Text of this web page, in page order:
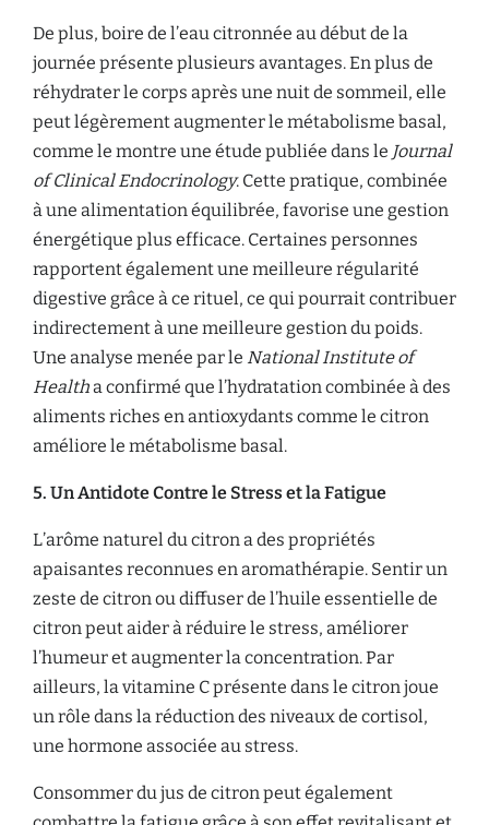
De plus, boire de l’eau citronnée au début de la
journée présente plusieurs avantages. En plus de
réhydrater le corps après une nuit de sommeil, elle
peut légèrement augmenter le métabolisme basal,
comme le montre une étude publiée dans le Journal
of Clinical Endocrinology. Cette pratique, combinée
à une alimentation équilibrée, favorise une gestion
énergétique plus efficace. Certaines personnes
rapportent également une meilleure régularité
digestive grâce à ce rituel, ce qui pourrait contribuer
indirectement à une meilleure gestion du poids.
Une analyse menée par le National Institute of
Healtha confirmé que l’hydratation combinée à des
aliments riches en antioxydants comme le citron
améliore le métabolisme basal.
5. Un Antidote Contre le Stress et la Fatigue
L’arôme naturel du citron a des propriétés
apaisantes reconnues en aromathérapie. Sentir un
zeste de citron ou diffuser de l’huile essentielle de
citron peut aider à réduire le stress, améliorer
l’humeur et augmenter la concentration. Par
ailleurs, la vitamine C présente dans le citron joue
un rôle dans la réduction des niveaux de cortisol,
une hormone associée au stress.
Consommer du jus de citron peut également